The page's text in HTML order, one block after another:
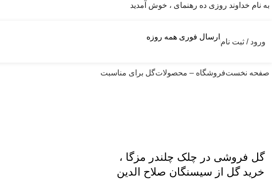
به نام خداوند روزی ده رهنمای ، خوش آمدید
ورود / ثبت نام
ارسال فوری همه روزه
صفحه نخستفروشگاه – محصولاتگل برای مناسبت
گل فروشی در چلک چلندر مزگا ،
خرید گل از سیسنگان صلاح الدین